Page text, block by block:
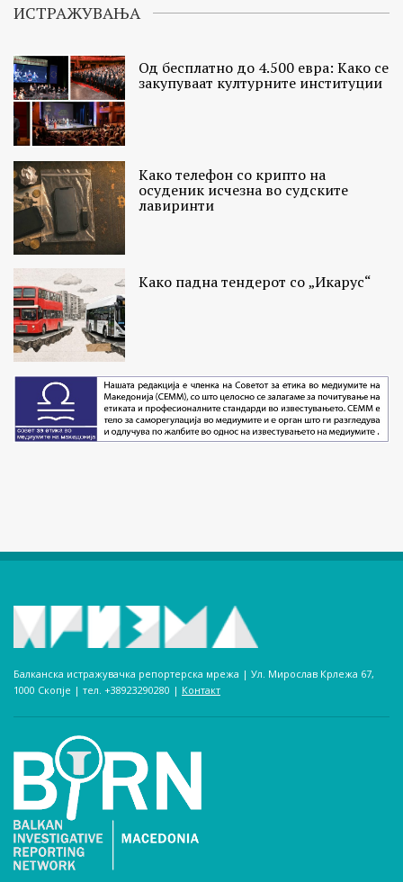
ИСТРАЖУВАЊА
Од бесплатно до 4.500 евра: Како се
закупуваат културните институции
Како телефон со крипто на
осуденик исчезна во судските
лавиринти
Како падна тендерот со „Икарус“
Балканска истражувачка репортерска мрежа | Ул. Мирослав Крлежа 67,
1000 Скопје | тел. +38923290280­ | Контакт